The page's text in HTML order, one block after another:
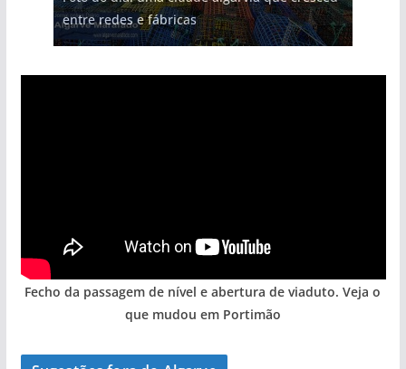
entre redes e fábricas
Fecho da passagem de nível e abertura de viaduto. Veja o
que mudou em Portimão